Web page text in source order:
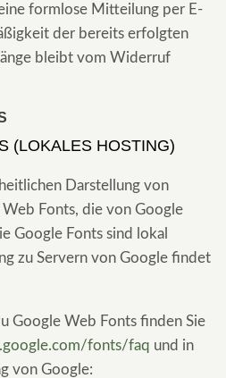
formlose Mitteilung per E-
der bereits erfolgten
bleibt vom Widerruf
(LOKALES HOSTING)
Darstellung von
Fonts, die von Google
Google Fonts sind lokal
zu Servern von Google findet
Google Web Fonts finden Sie
fonts/faq und in
von Google: